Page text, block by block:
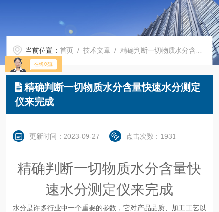
当前位置：首页 /技术文章 / 精确判断一切物质水分含量快速水分测定仪来完成
精确判断一切物质水分含量快速水分测定
仪来完成
更新时间：2023-09-27 点击次数：1931
精确判断一切物质水分含量快
速水分测定仪来完成
水分是许多行业中一个重要的参数，它对产品品质、加工工艺以